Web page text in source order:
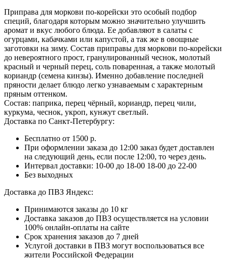
Приправа для моркови по-корейски это особый подбор
специй, благодаря которым можно значительно улучшить
аромат и вкус любого блюда. Ее добавляют в салаты с
огурцами, кабачками или капустой, а так же в овощные
заготовки на зиму. Состав приправы для моркови по-корейски
до невероятного прост, гранулированный чеснок, молотый
красный и черный перец, соль поваренная, а также молотый
кориандр (семена кинзы). Именно добавление последней
пряности делает блюдо легко узнаваемым с характерным
пряным оттенком.
Состав: паприка, перец чёрный, кориандр, перец чили,
куркума, чеснок, укроп, кунжут светлый.
Доставка по Санкт-Петербургу:
Бесплатно от 1500 р.
При оформлении заказа до 12:00 заказ будет доставлен
на следующий день, если после 12:00, то через день.
Интервал доставки: 10-00 до 18-00 18-00 до 22-00
Без выходных
Доставка до ПВЗ Яндекс:
Принимаются заказы до 10 кг
Доставка заказов до ПВЗ осуществляется на условии
100% онлайн-оплаты на сайте
Срок хранения заказов до 7 дней
Услугой доставки в ПВЗ могут воспользоваться все
жители Российской Федерации